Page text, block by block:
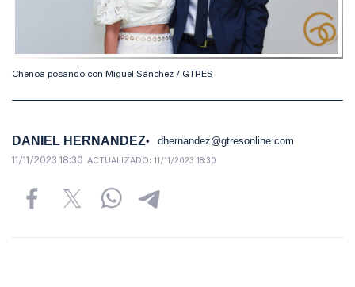
Chenoa posando con Miguel Sánchez / GTRES
DANIEL HERNANDEZ dhernandez@gtresonline.com
11/11/2023 18:30 ACTUALIZADO: 11/11/2023 18:30